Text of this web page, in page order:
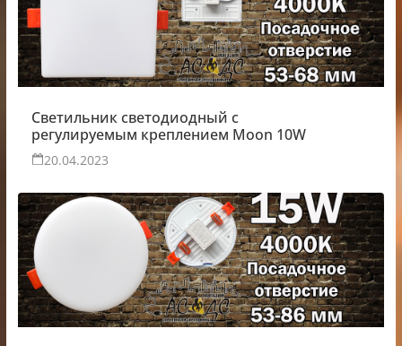
Светильник светодиодный с
регулируемым креплением Moon 10W
20.04.2023